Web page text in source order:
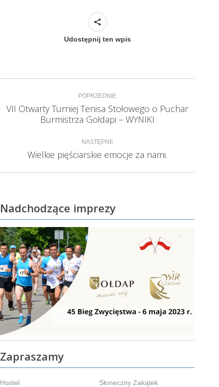
Udostępnij ten wpis
Nawigacja
wpisów
POPRZEDNIE
Poprzedni
wpis:
VII Otwarty Turniej Tenisa Stołowego o Puchar
Burmistrza Gołdapi – WYNIKI
NASTĘPNE
Następny
Wielkie pięściarskie emocje za nami.
Nadchodzące imprezy
Zapraszamy
Hostel Słoneczny Zakątek